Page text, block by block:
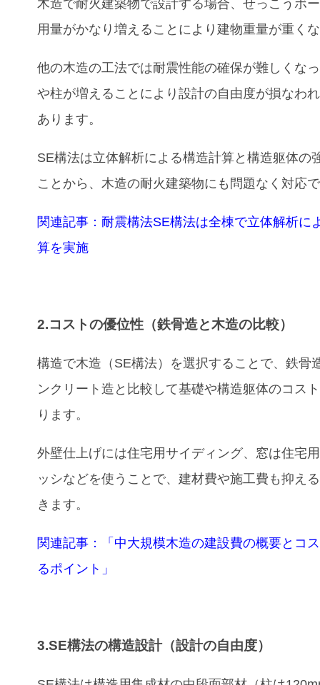
木造で耐火建築物で設計する場合、せっこうボ
用量がかなり増えることにより建物重量が重く
他の木造の工法では耐震性能の確保が難しくな
や柱が増えることにより設計の自由度が損なわ
あります。
SE構法は立体解析による構造計算と構造躯体の
ことから、木造の耐火建築物にも問題なく対応
関連記事： 耐震構法SE構法は全棟で立体解析に
算を実施
2.コストの優位性（鉄骨造と木造の比較）
構造で木造（SE構法）を選択することで、鉄骨
ンクリート造と比較して基礎や構造躯体のコス
ります。
外壁仕上げには住宅用サイディング、窓は住宅
ッシなどを使うことで、建材費や施工費も抑え
きます。
関連記事：
「中大規模木造の建設費の概要とコ
るポイント」
3.SE構法の構造設計（設計の自由度）